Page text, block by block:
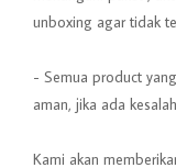
unboxing agar tidak
- Semua product
aman, jika ada
Kami akan